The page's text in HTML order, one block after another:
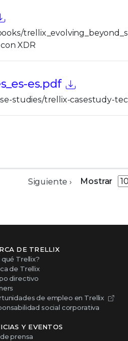
XDR
es.pdf
studies/trellix-casestudy-
Siguiente › Mostrar
DE TRELLIX
qué Trellix?
de Trellix
directivo
de empleo en Trellix
social corporativa
Y EVENTOS
prensa